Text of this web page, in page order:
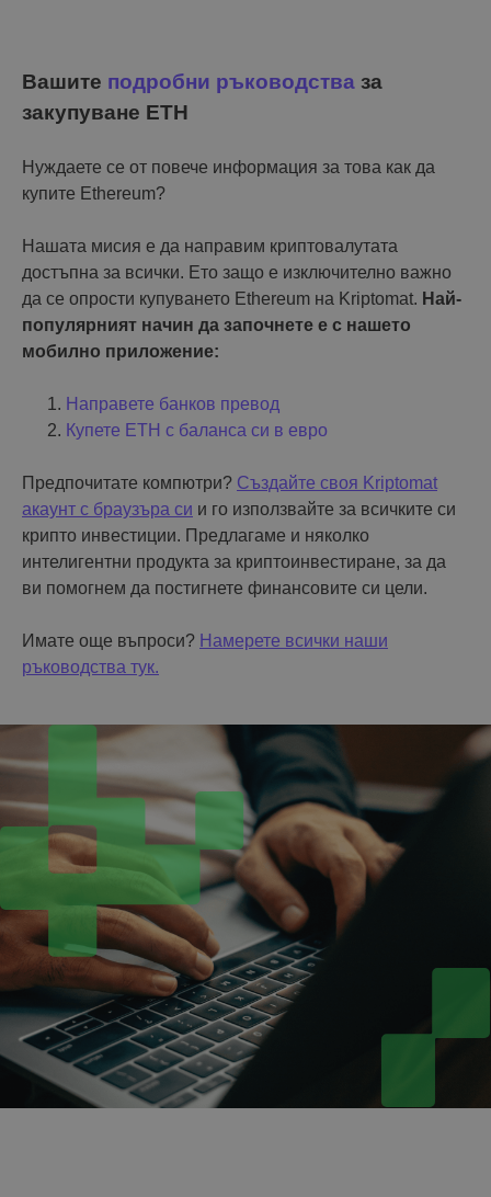
Вашите подробни ръководства за
закупуване ETH
Нуждаете се от повече информация за това как да
купите Ethereum?
Нашата мисия е да направим криптовалутата
достъпна за всички. Ето защо е изключително важно
да се опрости купуването Ethereum на Kriptomat. Най-
популярният начин да започнете е с нашето
мобилно приложение:
Направете банков превод
Купете ETH с баланса си в евро
Предпочитате компютри? Създайте своя Kriptomat
акаунт с браузъра си и го използвайте за всичките си
крипто инвестиции. Предлагаме и няколко
интелигентни продукта за криптоинвестиране, за да
ви помогнем да постигнете финансовите си цели.
Имате още въпроси? Намерете всички наши
ръководства тук.